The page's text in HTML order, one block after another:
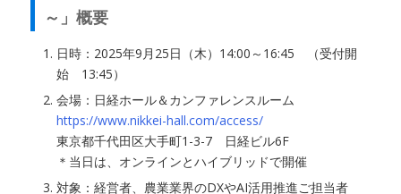
～」概要
日時：2025年9月25日（木）14:00～16:45 （受付開
始 13:45）
会場：日経ホール＆カンファレンスルーム
https://www.nikkei-hall.com/access/
東京都千代田区大手町1-3-7 日経ビル6F
＊当日は、オンラインとハイブリッドで開催
対象：経営者、農業業界のDXやAI活用推進ご担当者